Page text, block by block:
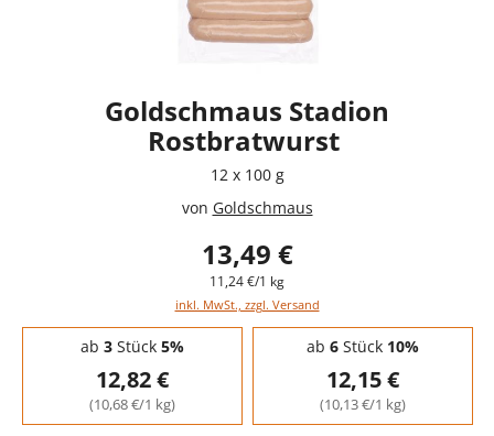
Goldschmaus Stadion
Rostbratwurst
12 x 100 g
von Goldschmaus
13,49 €
11,24 €/1 kg
inkl. MwSt., zzgl. Versand
Staffelpreise - Mengenrabatt
ab 3Stück 5%
12,82 €
(10,68 €/1 kg)
ab 6Stück 10%
12,15 €
(10,13 €/1 kg)